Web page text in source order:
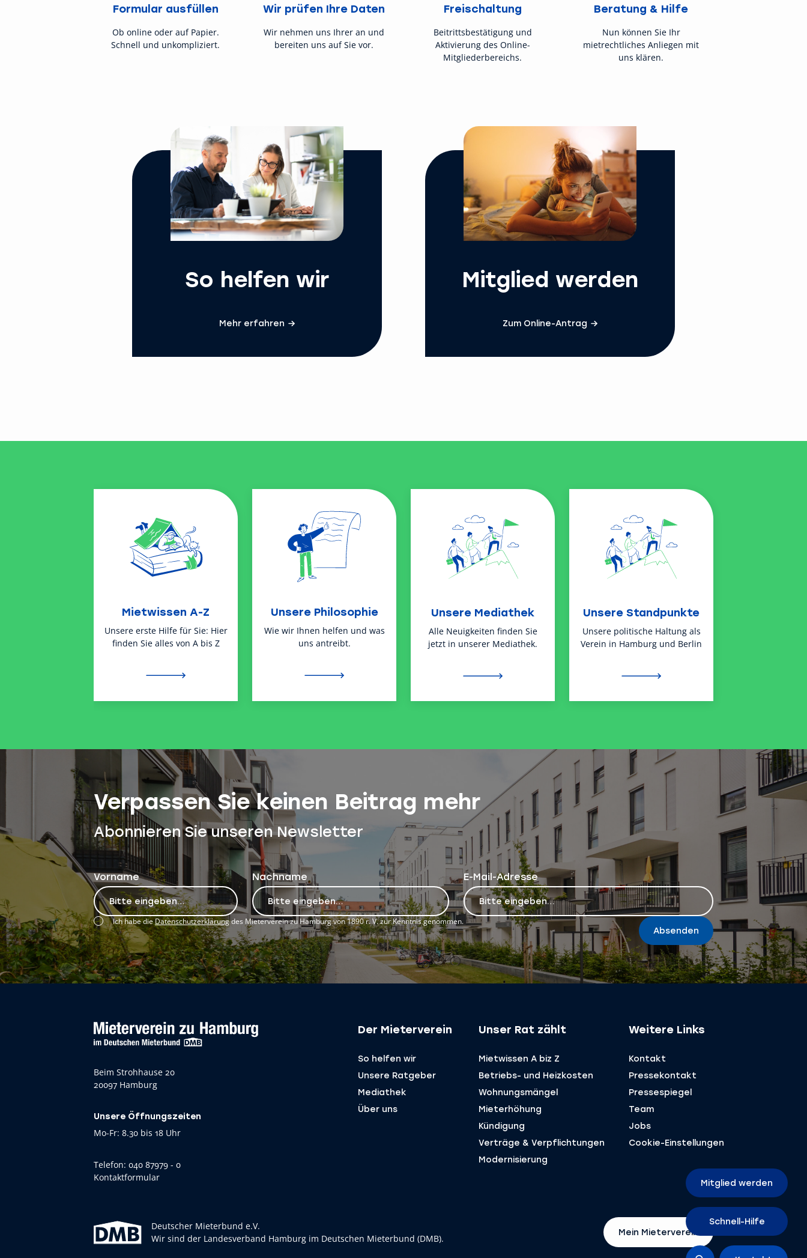
Formular ausfüllen
Ob online oder auf Papier.
Schnell und unkompliziert.
Wir prüfen Ihre Daten
Wir nehmen uns Ihrer an und
bereiten uns auf Sie vor.
Freischaltung
Beitrittsbestätigung und
Aktivierung des Online-
Mitgliederbereichs.
Beratung & Hilfe
Nun können Sie Ihr
mietrechtliches Anliegen mit
uns klären.
So helfen wir
Mehr erfahren
Mitglied werden
Zum Online-Antrag
Mietwissen A-Z
Unsere erste Hilfe für Sie: Hier
finden Sie alles von A bis Z
Unsere Philosophie
Wie wir Ihnen helfen und was
uns antreibt.
Unsere Mediathek
Alle Neuigkeiten finden Sie
jetzt in unserer Mediathek.
Unsere Standpunkte
Unsere politische Haltung als
Verein in Hamburg und Berlin
Verpassen Sie keinen Beitrag mehr
Abonnieren Sie unseren Newsletter
Vorname Nachname E-Mail-Adresse
Ich habe dieDatenschutzerklärungdes Mieterverein zu Hamburg von 1890 r. V. zur Kenntnis genommen.
Absenden
Beim Strohhause 20
20097 Hamburg
Unsere Öffnungszeiten
Mo-Fr: 8.30 bis 18 Uhr
Telefon: 040 87979 - 0
Kontaktformular
Der Mieterverein
So helfen wir
Unsere Ratgeber
Mediathek
Über uns
Unser Rat zählt
Mietwissen A biz Z
Betriebs- und Heizkosten
Wohnungsmängel
Mieterhöhung
Kündigung
Verträge & ­Verpflichtungen
Modernisierung
Weitere Links
Kontakt
Pressekontakt
Pressespiegel
Team
Jobs
Cookie-Einstellungen
Deutscher Mieterbund e.V.
Wir sind der Landesverband Hamburg im Deutschen Mieterbund (DMB).
Mein Mieterverein
Mitglied werden
Schnell-Hilfe